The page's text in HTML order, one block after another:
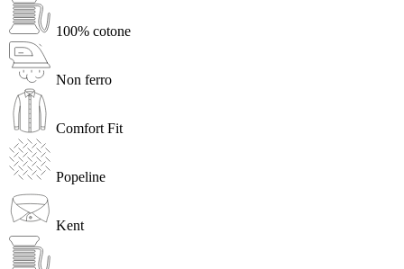
100% cotone
Non ferro
Comfort Fit
Popeline
Kent